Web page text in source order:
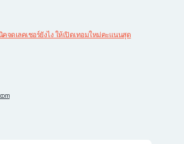
คจดเลคเชอร์ยังไง ให้เปิดเทอมใหม่คะแนนสุด